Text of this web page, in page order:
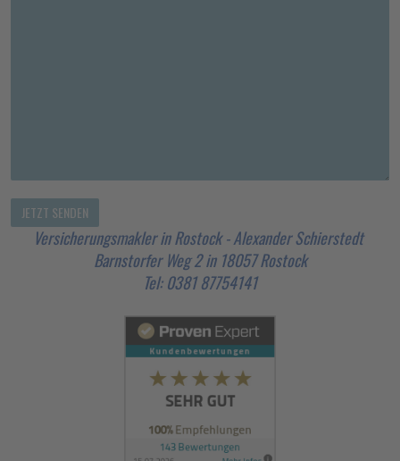
Versicherungsmakler in Rostock - Alexander Schierstedt
Barnstorfer Weg 2 in 18057 Rostock
Tel: 0381 87754141